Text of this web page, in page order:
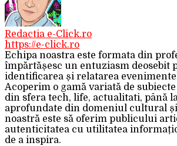
Redactia e-Click.ro
https://e-click.ro
Echipa noastra este formata din
împărtășesc un entuziasm deosebit
identificarea și relatarea
Acoperim o gamă variată de
din sfera tech, life, actualitati, până
aprofundate din domeniul cultural
noastră este să oferim publicului
autenticitatea cu utilitatea
de a inspira.